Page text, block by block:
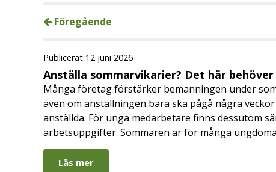
Föregående
Publicerat 12 juni 2026
Anställa sommarvikarier? Det här behöver
Många företag förstärker bemanningen under
även om anställningen bara ska pågå några
anställda. För unga medarbetare finns dessutom
arbetsuppgifter. Sommaren är för många
Läs mer